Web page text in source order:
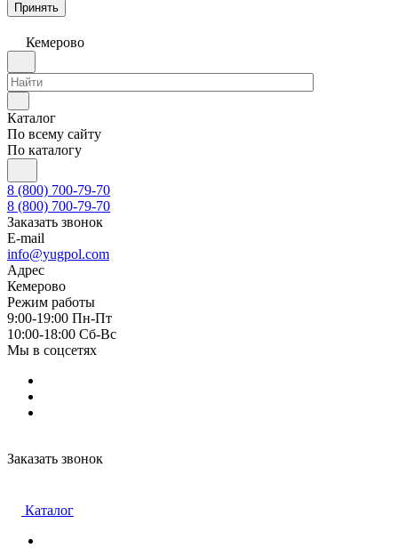
Принять
Кемерово
Каталог
По всему сайту
По каталогу
8 (800) 700-79-70
8 (800) 700-79-70
Заказать звонок
E-mail
info@yugpol.com
Адрес
Кемерово
Режим работы
9:00-19:00 Пн-Пт
10:00-18:00 Cб-Вс
Мы в соцсетях
Заказать звонок
Каталог